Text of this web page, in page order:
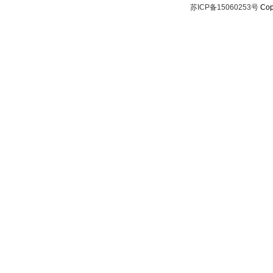
苏ICP备15060253号